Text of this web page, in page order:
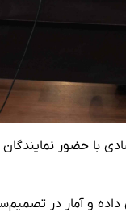
حضور نمایندگان
و آمار در